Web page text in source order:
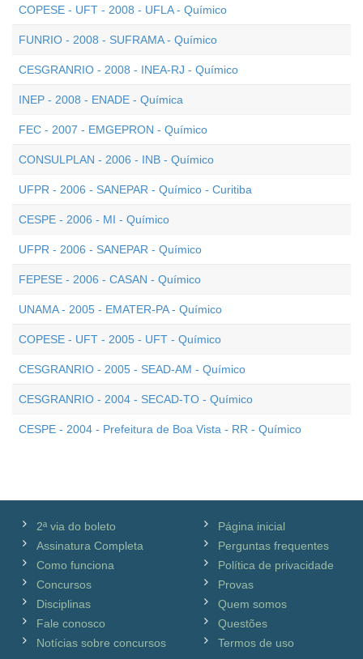
COPESE - UFT - 2008 - UFLA - Químico
FUNRIO - 2008 - SUFRAMA - Químico
CESGRANRIO - 2008 - INEA-RJ - Químico
INEP - 2008 - ENADE - Química
FEC - 2007 - EMGEPRON - Químico
CONSULPLAN - 2006 - INB - Químico
UFPR - 2006 - SANEPAR - Químico - Curitiba
CESPE - 2006 - MI - Químico
UFPR - 2006 - SANEPAR - Químico
FEPESE - 2006 - CASAN - Químico
UNAMA - 2005 - EMATER-PA - Químico
COPESE - UFT - 2005 - UFT - Químico
CESGRANRIO - 2005 - SEAD-AM - Químico
CESGRANRIO - 2004 - SECAD-TO - Químico
CESPE - 2004 - Prefeitura de Boa Vista - RR - Químico
2ª via do boleto
Assinatura Completa
Como funciona
Concursos
Disciplinas
Fale conosco
Notícias sobre concursos
Página inicial
Perguntas frequentes
Política de privacidade
Provas
Quem somos
Questões
Termos de uso